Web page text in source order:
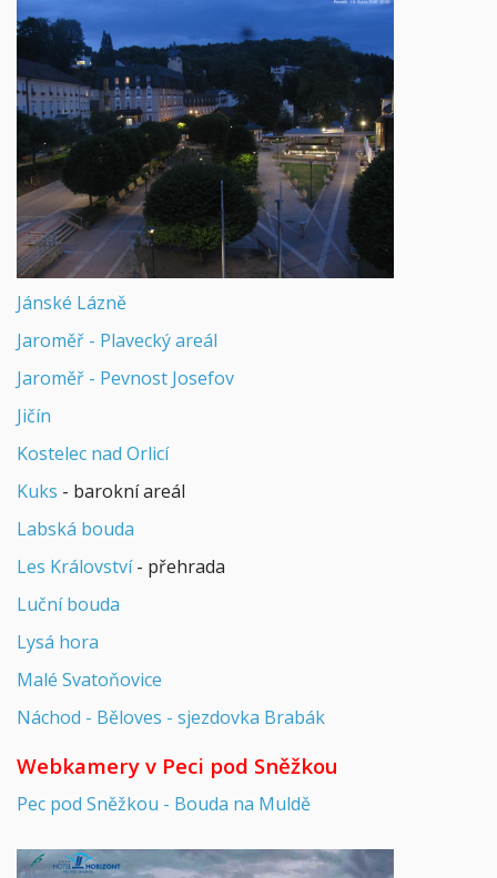
Jánské Lázně
Jaroměř - Plavecký areál
Jaroměř - Pevnost Josefov
Jičín
Kostelec nad Orlicí
Kuks - barokní areál
Labská bouda
Les Království- přehrada
Luční bouda
Lysá hora
Malé Svatoňovice
Náchod - Běloves - sjezdovka Brabák
Webkamery v Peci pod Sněžkou
Pec pod Sněžkou - Bouda na Muldě